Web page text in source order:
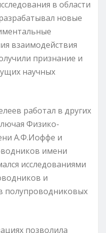
в области
новые
взаимодействия
признание и
научных
работал в других
Физико-
А.Ф.Иоффе и
имени
исследованиями
и
полупроводниковых
позволила